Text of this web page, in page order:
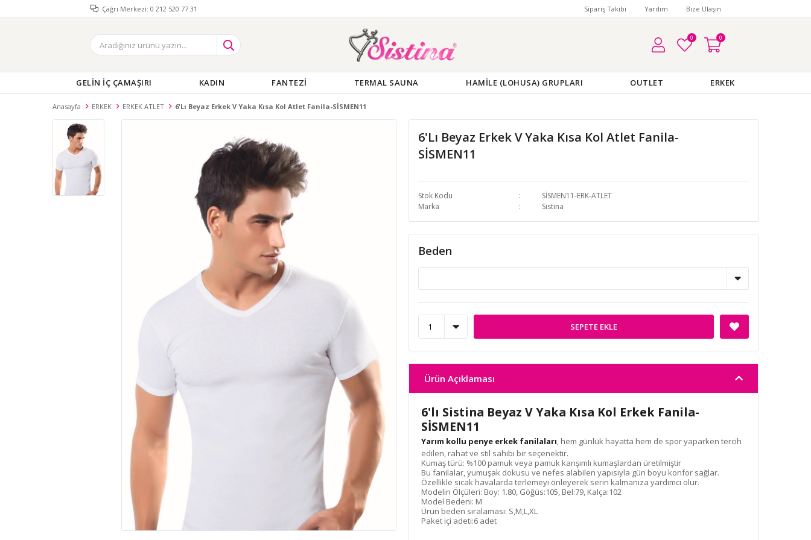
Çağrı Merkezi: 0 212 520 77 31 Sipariş Takibi Yardım Bize Ulaşın
0 0
GELİN İÇ ÇAMAŞIRI KADIN FANTEZİ TERMAL SAUNA HAMİLE (LOHUSA) GRUPLARI OUTLET ERKEK
Anasayfa ERKEK ERKEK ATLET 6'lı Beyaz Erkek V Yaka Kısa Kol Atlet Fanila-SİSMEN11
6'lı Beyaz Erkek V Yaka Kısa Kol Atlet Fanila-
SİSMEN11
Stok Kodu
SİSMEN11-ERK-ATLET
Marka
Sistina
Beden
SEPETE EKLE
Ürün Açıklaması
6'lı Sistina Beyaz V Yaka Kısa Kol Erkek Fanila-
SİSMEN11
Yarım kollu penye erkek fanilaları, hem günlük hayatta hem de spor yaparken tercih
edilen, rahat ve stil sahibi bir seçenektir.
Kumaş türü: %100 pamuk veya pamuk karışımlı kumaşlardan üretilmiştir
Bu fanilalar, yumuşak dokusu ve nefes alabilen yapısıyla gün boyu konfor sağlar.
Özellikle sıcak havalarda terlemeyi önleyerek serin kalmanıza yardımcı olur.
Modelin Ölçüleri: Boy: 1.80, Göğüs:105, Bel:79, Kalça:102
Model Bedeni: M
Ürün beden sıralaması: S,M,L,XL
Paket içi adeti:6 adet